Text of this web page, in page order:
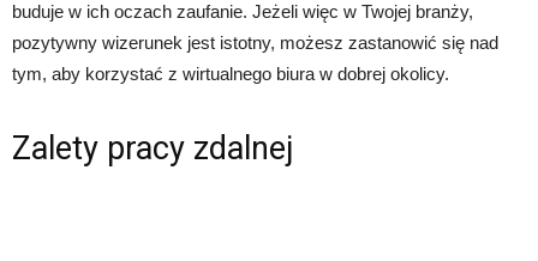
buduje w ich oczach zaufanie. Jeżeli więc w Twojej branży,
pozytywny wizerunek jest istotny, możesz zastanowić się nad
tym, aby korzystać z wirtualnego biura w dobrej okolicy.
Zalety pracy zdalnej